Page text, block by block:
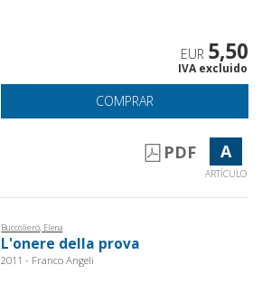
EUR 5,50
IVA excluido
COMPRAR
PDF A
ARTÍCULO
Buccoliero, Elena
L'onere della prova
2011 - Franco Angeli